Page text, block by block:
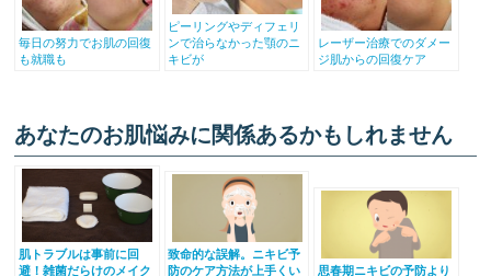
毎日の努力でお肌の回復
も就職も
ピーリングやディフェリ
ンで治らなかった顎のニ
キビが
レーザー治療でのダメー
ジ肌からの回復ケア
あなたのお肌悩みに関係あるかもしれません
肌トラブルは事前に回
避！雑菌だらけのメイク
致命的な誤解。ニキビ予
防のケア方法が上手くい
思春期ニキビの予防より